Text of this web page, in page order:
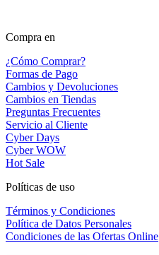
Compra en
¿Cómo Comprar?
Formas de Pago
Cambios y Devoluciones
Cambios en Tiendas
Preguntas Frecuentes
Servicio al Cliente
Cyber Days
Cyber WOW
Hot Sale
Políticas de uso
Términos y Condiciones
Política de Datos Personales
Condiciones de las Ofertas Online